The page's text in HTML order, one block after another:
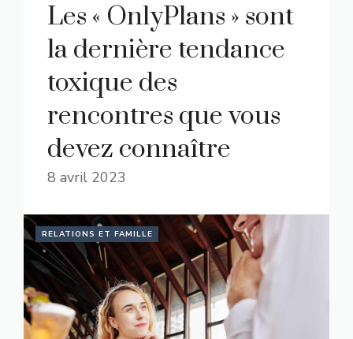
Les « OnlyPlans » sont
la dernière tendance
toxique des
rencontres que vous
devez connaître
8 avril 2023
RELATIONS ET FAMILLE